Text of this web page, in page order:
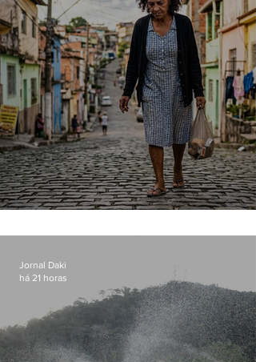
Jornal Daki
há 21 horas